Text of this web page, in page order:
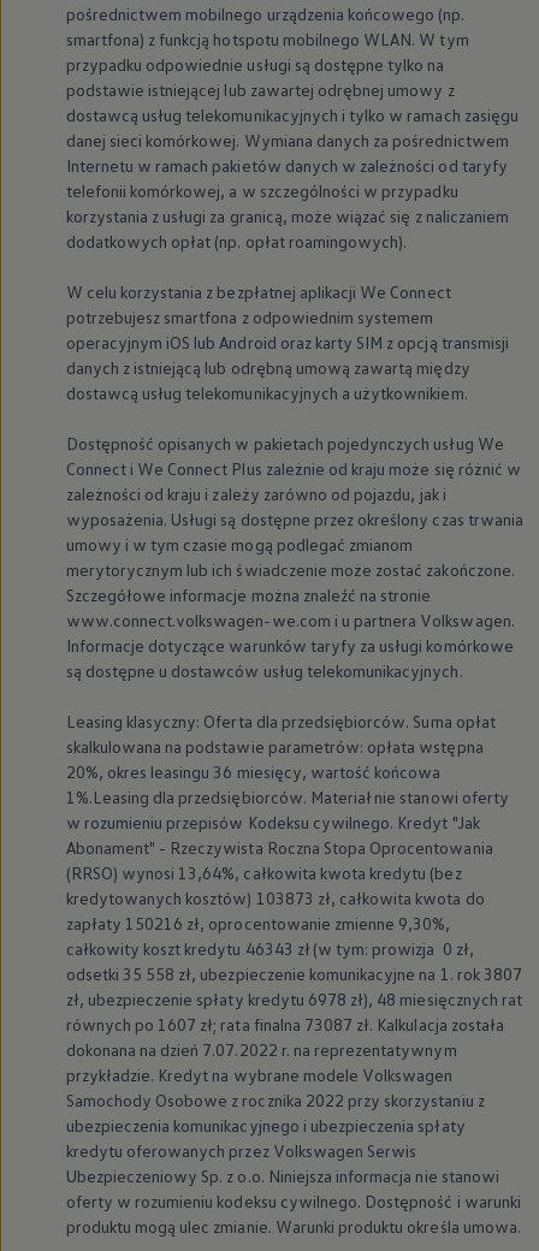
pośrednictwem mobilnego urządzenia końcowego (np.
smartfona) z funkcją hotspotu mobilnego WLAN. W tym
przypadku odpowiednie usługi są dostępne tylko na
podstawie istniejącej lub zawartej odrębnej umowy z
dostawcą usług telekomunikacyjnych i tylko w ramach zasięgu
danej sieci komórkowej. Wymiana danych za pośrednictwem
Internetu w ramach pakietów danych w zależności od taryfy
telefonii komórkowej, a w szczególności w przypadku
korzystania z usługi za granicą, może wiązać się z naliczaniem
dodatkowych opłat (np. opłat roamingowych).
W celu korzystania z bezpłatnej aplikacji We Connect
potrzebujesz smartfona z odpowiednim systemem
operacyjnym iOS lub Android oraz karty SIM z opcją transmisji
danych z istniejącą lub odrębną umową zawartą między
dostawcą usług telekomunikacyjnych a użytkownikiem.
Dostępność opisanych w pakietach pojedynczych usług We
Connect i We Connect Plus zależnie od kraju może się różnić w
zależności od kraju i zależy zarówno od pojazdu, jak i
wyposażenia. Usługi są dostępne przez określony czas trwania
umowy i w tym czasie mogą podlegać zmianom
merytorycznym lub ich świadczenie może zostać zakończone.
Szczegółowe informacje można znaleźć na stronie
www.connect.volkswagen-we.com i u partnera Volkswagen.
Informacje dotyczące warunków taryfy za usługi komórkowe
są dostępne u dostawców usług telekomunikacyjnych.
Leasing klasyczny: Oferta dla przedsiębiorców. Suma opłat
skalkulowana na podstawie parametrów: opłata wstępna
20%, okres leasingu 36 miesięcy, wartość końcowa
1%.Leasing dla przedsiębiorców. Materiał nie stanowi oferty
w rozumieniu przepisów Kodeksu cywilnego. Kredyt "Jak
Abonament" - Rzeczywista Roczna Stopa Oprocentowania
(RRSO) wynosi 13,64%, całkowita kwota kredytu (bez
kredytowanych kosztów) 103873 zł, całkowita kwota do
zapłaty 150216 zł, oprocentowanie zmienne 9,30%,
całkowity koszt kredytu 46343 zł (w tym: prowizja 0 zł,
odsetki 35 558 zł, ubezpieczenie komunikacyjne na 1. rok 3807
zł, ubezpieczenie spłaty kredytu 6978 zł), 48 miesięcznych rat
równych po 1607 zł; rata finalna 73087 zł. Kalkulacja została
dokonana na dzień 7.07.2022 r. na reprezentatywnym
przykładzie. Kredyt na wybrane modele Volkswagen
Samochody Osobowe z rocznika 2022 przy skorzystaniu z
ubezpieczenia komunikacyjnego i ubezpieczenia spłaty
kredytu oferowanych przez Volkswagen Serwis
Ubezpieczeniowy Sp. z o.o. Niniejsza informacja nie stanowi
oferty w rozumieniu kodeksu cywilnego. Dostępność i warunki
produktu mogą ulec zmianie. Warunki produktu określa umowa.